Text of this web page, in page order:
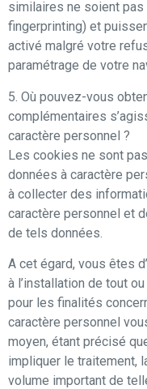
similaires ne soient
fingerprinting) et
activé malgré votre
paramétrage de votre
5. Où pouvez-vous
complémentaires
caractère personnel ?
Les cookies ne sont
données à caractère
à collecter des
caractère personnel et
de tels données.
A cet égard, vous êtes
à l’installation de tout
pour les finalités
caractère personnel
moyen, étant précisé
impliquer le traitement,
volume important de